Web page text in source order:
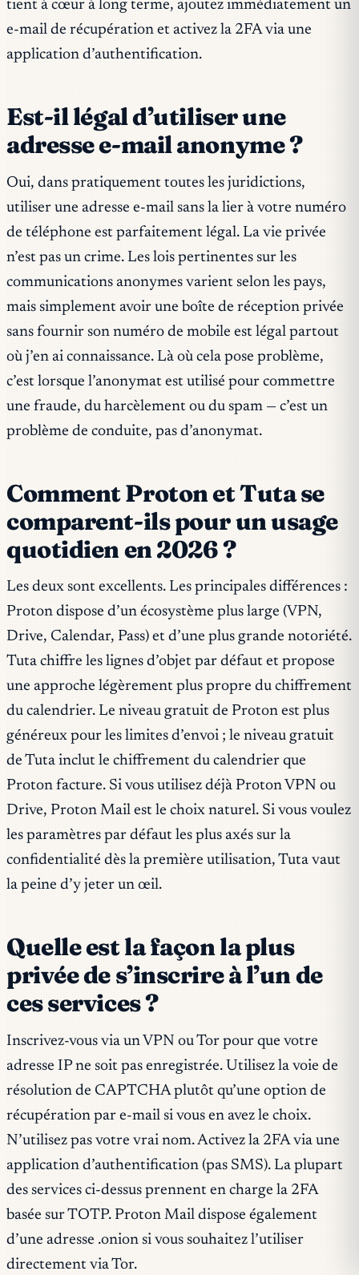
tient à cœur à long terme, ajoutez immédiatement un
e-mail de récupération et activez la 2FA via une
application d’authentification.
Est-il légal d’utiliser une
adresse e-mail anonyme ?
Oui, dans pratiquement toutes les juridictions,
utiliser une adresse e-mail sans la lier à votre numéro
de téléphone est parfaitement légal. La vie privée
n’est pas un crime. Les lois pertinentes sur les
communications anonymes varient selon les pays,
mais simplement avoir une boîte de réception privée
sans fournir son numéro de mobile est légal partout
où j’en ai connaissance. Là où cela pose problème,
c’est lorsque l’anonymat est utilisé pour commettre
une fraude, du harcèlement ou du spam — c’est un
problème de conduite, pas d’anonymat.
Comment Proton et Tuta se
comparent-ils pour un usage
quotidien en 2026 ?
Les deux sont excellents. Les principales différences :
Proton dispose d’un écosystème plus large (VPN,
Drive, Calendar, Pass) et d’une plus grande notoriété.
Tuta chiffre les lignes d’objet par défaut et propose
une approche légèrement plus propre du chiffrement
du calendrier. Le niveau gratuit de Proton est plus
généreux pour les limites d’envoi ; le niveau gratuit
de Tuta inclut le chiffrement du calendrier que
Proton facture. Si vous utilisez déjà Proton VPN ou
Drive, Proton Mail est le choix naturel. Si vous voulez
les paramètres par défaut les plus axés sur la
confidentialité dès la première utilisation, Tuta vaut
la peine d’y jeter un œil.
Quelle est la façon la plus
privée de s’inscrire à l’un de
ces services ?
Inscrivez-vous via un VPN ou Tor pour que votre
adresse IP ne soit pas enregistrée. Utilisez la voie de
résolution de CAPTCHA plutôt qu’une option de
récupération par e-mail si vous en avez le choix.
N’utilisez pas votre vrai nom. Activez la 2FA via une
application d’authentification (pas SMS). La plupart
des services ci-dessus prennent en charge la 2FA
basée sur TOTP. Proton Mail dispose également
d’une adresse .onion si vous souhaitez l’utiliser
directement via Tor.